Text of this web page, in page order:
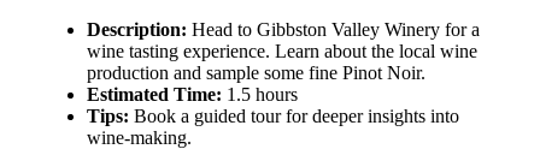
Description: Head to Gibbston Valley Winery for a
wine tasting experience. Learn about the local wine
production and sample some fine Pinot Noir.
Estimated Time: 1.5 hours
Tips: Book a guided tour for deeper insights into
wine-making.